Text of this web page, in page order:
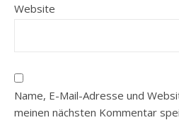
Website
Name, E-Mail-Adresse und
meinen nächsten Kommentar